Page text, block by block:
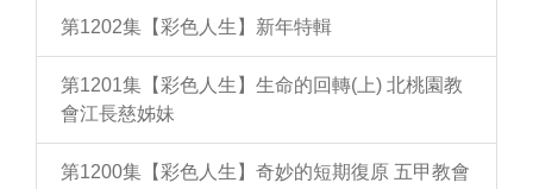
第1202集【彩色人生】新年特輯
第1201集【彩色人生】生命的回轉(上) 北桃園教
會江長慈姊妹
第1200集【彩色人生】奇妙的短期復原 五甲教會